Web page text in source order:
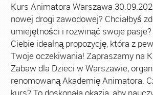
Kurs Animatora Warszawa
nowej drogi zawodowej? Chciałbyś
umiejętności i rozwinąć swoje
Ciebie idealną propozycję, która z
Twoje oczekiwania! Zapraszamy na
Zabaw dla Dzieci w Warszawie,
renomowaną Akademię Animatora.